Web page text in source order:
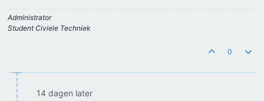
Administrator
Student Civiele Techniek
0
14 dagen later